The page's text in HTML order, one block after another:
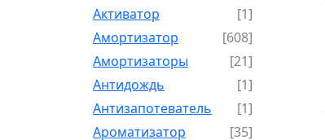
Активатор
[1]
Амортизатор
[608]
Амортизаторы
[21]
Антидождь
[1]
Антизапотеватель
[1]
Ароматизатор
[35]